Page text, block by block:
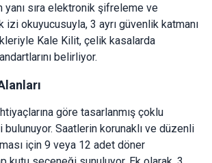
yanı sıra elektronik şifreleme ve
okuyucusuyla, 3 ayrı güvenlik katmanı
Kale Kilit, çelik kasalarda
belirliyor.
göre tasarlanmış çoklu
Saatlerin korunaklı ve düzenli
için 9 veya 12 adet döner